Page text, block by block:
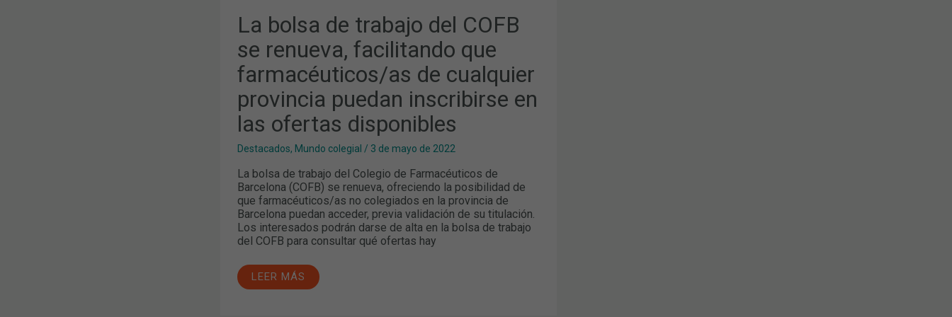
La bolsa de trabajo del COFB
se renueva, facilitando que
farmacéuticos/as de cualquier
provincia puedan inscribirse en
las ofertas disponibles
Destacados, Mundo colegial / 3 de mayo de 2022
La bolsa de trabajo del Colegio de Farmacéuticos de
Barcelona (COFB) se renueva, ofreciendo la posibilidad de
que farmacéuticos/as no colegiados en la provincia de
Barcelona puedan acceder, previa validación de su titulación.
Los interesados podrán darse de alta en la bolsa de trabajo
del COFB para consultar qué ofertas hay
LEER MÁS